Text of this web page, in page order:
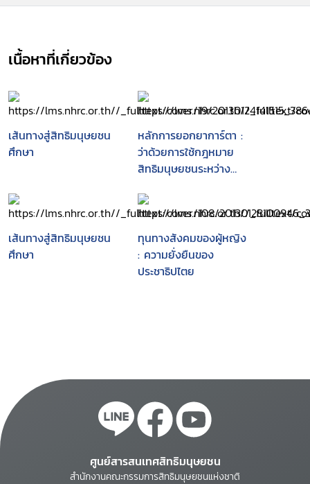
เนื้อหาที่เกี่ยวข้อง
เส้นทางสู่สิทธิมนุษยชน
ศึกษา
หลักการยอกยาการ์ตา :
ว่าด้วยการใช้กฎหมาย
สิทธิมนุษยชนระหว่าง
เพศและอัตลักษณ์ทาง
เพศ
เส้นทางสู่สิทธิมนุษยชน
ศึกษา
ทุนทางสังคมของผู้หญิง
: ความยั่งยืนของ
ประชาธิปไตย
ศูนย์สารสนเทศสิทธิมนุษยชน
สำนักงานคณะกรรมการสิทธิมนุษยชนแห่งชาติ